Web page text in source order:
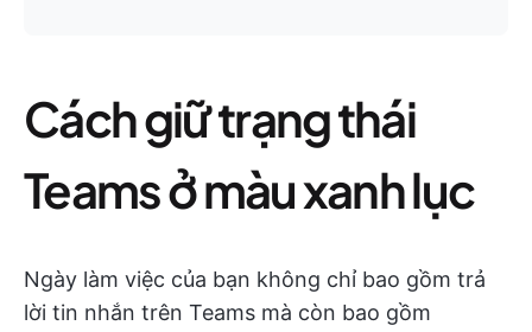
Cách giữ trạng thái
Teams ở màu xanh lục
Ngày làm việc của bạn không chỉ bao gồm trả
lời tin nhắn trên Teams mà còn bao gồm